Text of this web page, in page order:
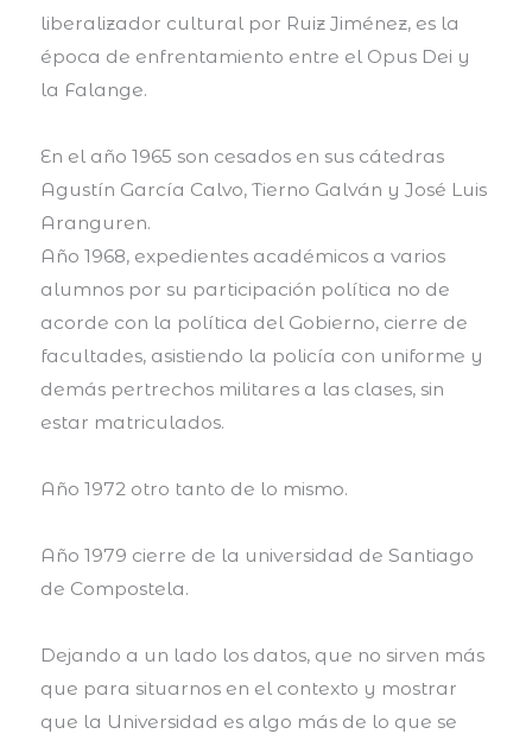
liberalizador cultural por Ruiz Jiménez, es la
época de enfrentamiento entre el Opus Dei y
la Falange.
En el año 1965 son cesados en sus cátedras
Agustín García Calvo, Tierno Galván y José Luis
Aranguren.
Año 1968, expedientes académicos a varios
alumnos por su participación política no de
acorde con la política del Gobierno, cierre de
facultades, asistiendo la policía con uniforme y
demás pertrechos militares a las clases, sin
estar matriculados.
Año 1972 otro tanto de lo mismo.
Año 1979 cierre de la universidad de Santiago
de Compostela.
Dejando a un lado los datos, que no sirven más
que para situarnos en el contexto y mostrar
que la Universidad es algo más de lo que se